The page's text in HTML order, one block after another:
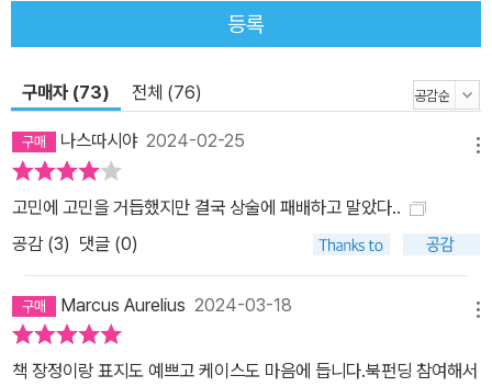
을 배경으로, 아직 순수하기에 인간에 대한 믿음이 있는 대학생 '나'와
'신뢰'와 '관계'에 대한 고뇌와 갈망을 보여준다. 또한 의지했던 사람의
공통적으로 적용할 수 있는 문제의식들을 백 년 전 대문호의 시선으
로 치밀하게 묘파했다. 저자소개 : 나쓰메 소세키 (지은이),박유하 (옮
긴이) 인간 실격 | 웅진지식하우스 일문학선집 시리즈 2 웅진지식하
우스 일문학선집 시리즈 2권. 전후 일본 젊은이들을 매료시키며, 일
본 사회와 문학계에 거센 '다자이' 열풍을 일으킨 다자이 오사무 최후
의 걸작. 다자이 오사무의 작품이 늘 그렇듯, <인간 실격> 역시 그의
성장 과정이나 인생 편력이 이 소설을 이해하는 데 중요한 단서로 작
용하는 자전적 소설이다. 그의 문학을 크게 삼등분 하자면, 자살 미수
등록
구매자 (73) 전체 (76)
나스따시야2024-02-25
고민에 고민을 거듭했지만 결국 상술에 패배하고 말았다..
공감 (3) 댓글 (0)
Marcus Aurelius 2024-03-18
책 장정이랑 표지도 예쁘고 케이스도 마음에 듭니다.북펀딩 참여해서